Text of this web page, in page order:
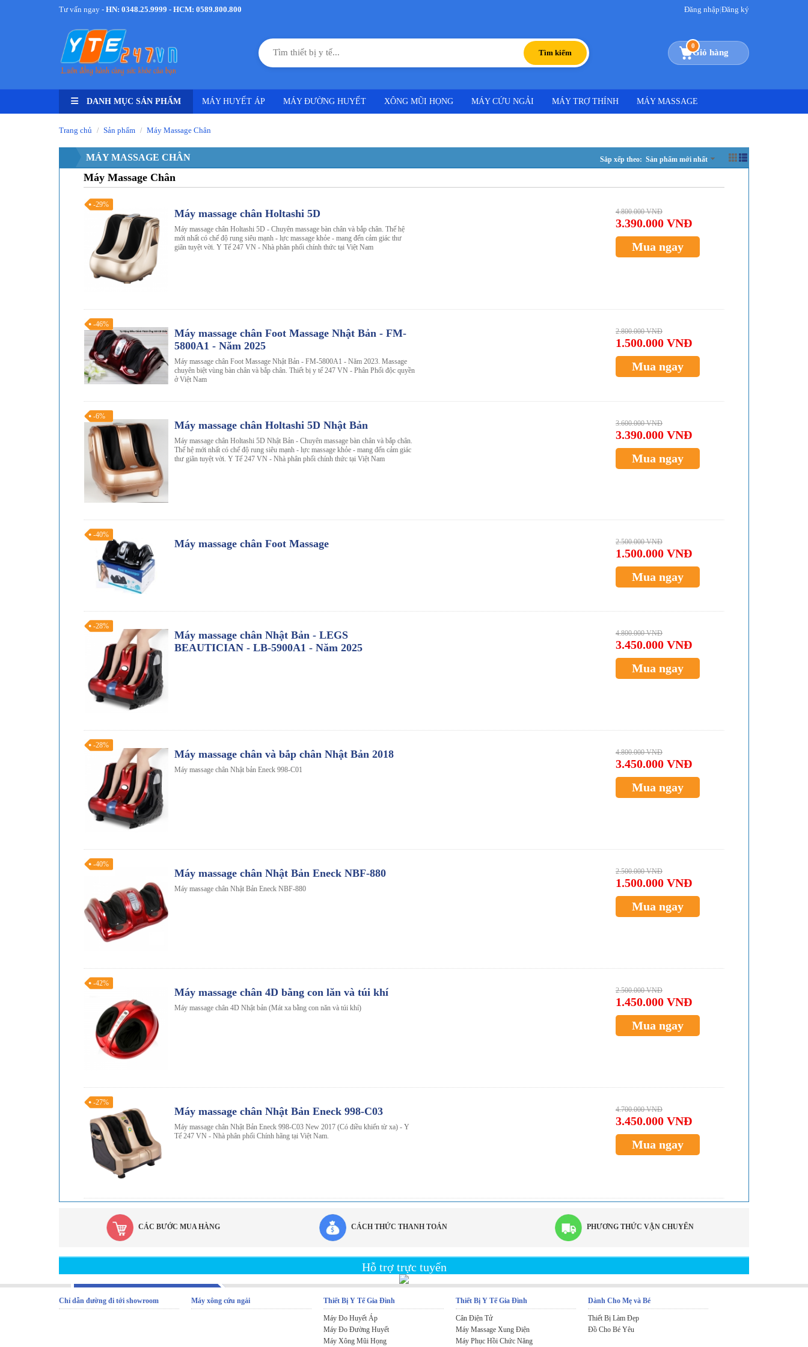
Tư vấn ngay - HN: 0348.25.9999 - HCM: 0589.800.800 Đăng nhập|Đăng ký
Tìm kiếm
0
Giỏ hàng
DANH MỤC SẢN PHẨM MÁY HUYẾT ÁP MÁY ĐƯỜNG HUYẾT XÔNG MŨI HỌNG MÁY CỨU NGẢI MÁY TRỢ THÍNH MÁY MASSAGE
Trang chủ / Sản phẩm / Máy Massage Chân
MÁY MASSAGE CHÂN Sắp xếp theo: Sản phẩm mới nhất
Máy Massage Chân
-29%
Máy massage chân Holtashi 5D
Máy massage chân Holtashi 5D - Chuyên massage bàn chân và bắp chân. Thế hệ
mới nhất có chế độ rung siêu mạnh - lực massage khỏe - mang đến cảm giác thư
giãn tuyệt vời. Y Tế 247 VN - Nhà phân phối chính thức tại Việt Nam
4.800.000 VNĐ
3.390.000 VNĐ
Mua ngay
-46%
Máy massage chân Foot Massage Nhật Bản - FM-
5800A1 - Năm 2025
Máy massage chân Foot Massage Nhật Bản - FM-5800A1 - Năm 2023. Massage
chuyên biệt vùng bàn chân và bắp chân. Thiết bị y tế 247 VN - Phân Phối độc quyền
ở Việt Nam
2.800.000 VNĐ
1.500.000 VNĐ
Mua ngay
-6%
Máy massage chân Holtashi 5D Nhật Bản
Máy massage chân Holtashi 5D Nhật Bản - Chuyên massage bàn chân và bắp chân.
Thế hệ mới nhất có chế độ rung siêu mạnh - lực massage khỏe - mang đến cảm giác
thư giãn tuyệt vời. Y Tế 247 VN - Nhà phân phối chính thức tại Việt Nam
3.600.000 VNĐ
3.390.000 VNĐ
Mua ngay
-40%
Máy massage chân Foot Massage 2.500.000 VNĐ
1.500.000 VNĐ
Mua ngay
-28%
Máy massage chân Nhật Bản - LEGS
BEAUTICIAN - LB-5900A1 - Năm 2025
4.800.000 VNĐ
3.450.000 VNĐ
Mua ngay
-28%
Máy massage chân và bắp chân Nhật Bản 2018
Máy massage chân Nhật bản Eneck 998-C01
4.800.000 VNĐ
3.450.000 VNĐ
Mua ngay
-40%
Máy massage chân Nhật Bản Eneck NBF-880
Máy massage chân Nhật Bản Eneck NBF-880
2.500.000 VNĐ
1.500.000 VNĐ
Mua ngay
-42%
Máy massage chân 4D bằng con lăn và túi khí
Máy massage chân 4D Nhật bản (Mát xa bằng con năn và túi khí)
2.500.000 VNĐ
1.450.000 VNĐ
Mua ngay
-27%
Máy massage chân Nhật Bản Eneck 998-C03
Máy massage chân Nhật Bản Eneck 998-C03 New 2017 (Có điều khiển từ xa) - Y
Tế 247 VN - Nhà phân phối Chính hãng tại Việt Nam.
4.700.000 VNĐ
3.450.000 VNĐ
Mua ngay
CÁC BƯỚC MUA HÀNG CÁCH THỨC THANH TOÁN PHƯƠNG THỨC VẬN CHUYỂN
Hỗ trợ trực tuyến
Chỉ dẫn đường đi tới showroom Máy xông cứu ngải Thiết Bị Y Tế Gia Đình
Máy Đo Huyết Áp
Máy Đo Đường Huyết
Máy Xông Mũi Họng
Thiết Bị Y Tế Gia Đình
Cân Điện Tử
Máy Massage Xung Điện
Máy Phục Hồi Chức Năng
Dành Cho Mẹ và Bé
Thiết Bị Làm Đẹp
Đồ Cho Bé Yêu